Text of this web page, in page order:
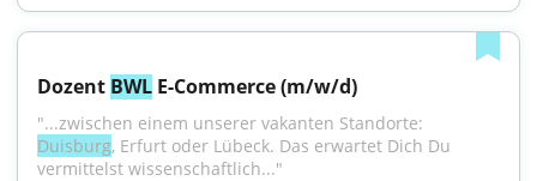
Dozent BWL E-Commerce (m/w/d)
Duisburg, Erfurt oder Lübeck. Das erwartet Dich Du
vermittelst wissenschaftlich..."